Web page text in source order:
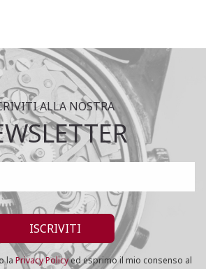
ALLA NOSTRA
la Privacy Policyed esprimo il mio consenso al